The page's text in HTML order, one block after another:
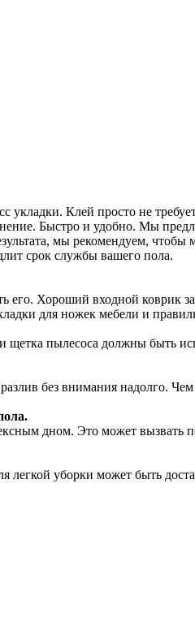
укладки. Клей просто не
Быстро и удобно. Мы
мы рекомендуем,
срок службы вашего пола.
Хороший входной коврик
для ножек мебели и
и щетка пылесоса должны
без внимания надолго.
дном. Это может
легкой уборки может быть